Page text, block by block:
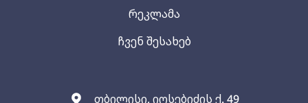
თბილისი, იოსებიძის ქ. 49
რეკლამა
ჩვენ შესახებ